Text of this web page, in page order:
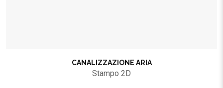
CANALIZZAZIONE ARIA
Stampo 2D